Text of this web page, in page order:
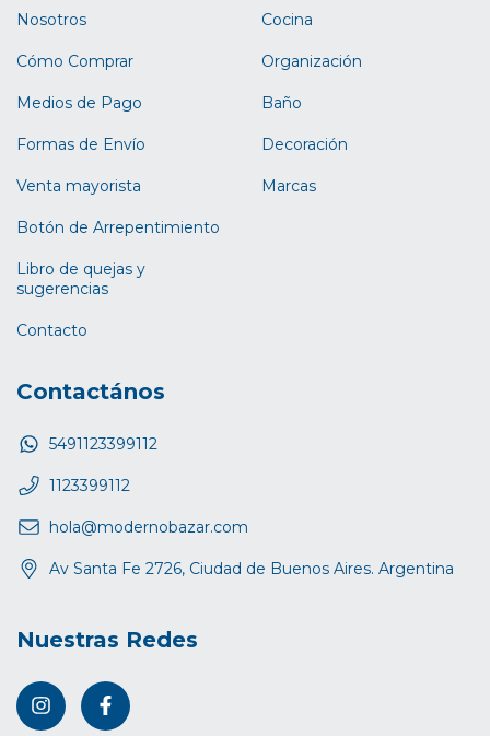
Nosotros
Cómo Comprar
Medios de Pago
Formas de Envío
Venta mayorista
Botón de Arrepentimiento
Libro de quejas y
sugerencias
Contacto
Cocina
Organización
Baño
Decoración
Marcas
Contactános
5491123399112
1123399112
hola@modernobazar.com
Av Santa Fe 2726, Ciudad de Buenos Aires. Argentina
Nuestras Redes